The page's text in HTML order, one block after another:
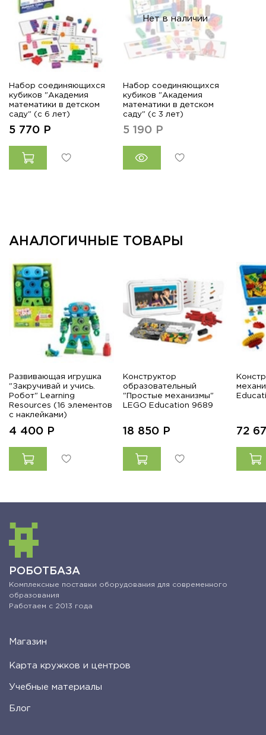
Набор соединяющихся
кубиков "Академия
математики в детском
саду" (с 6 лет)
5 770 Р
Нет в наличии
Набор соединяющихся
кубиков "Академия
математики в детском
саду" (с 3 лет)
5 190 Р
АНАЛОГИЧНЫЕ ТОВАРЫ
Развивающая игрушка
"Закручивай и учись.
Робот" Learning
Resources (16 элементов
с наклейками)
4 400 Р
Конструктор
образовательный
"Простые механизмы"
LEGO Education 9689
18 850 Р 72
РОБОТБАЗА
Комплексные поставки оборудования для современного
образования
Работаем с 2013 года
Магазин
Карта кружков и центров
Учебные материалы
Блог